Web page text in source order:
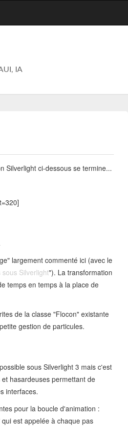
IA
Silverlight ci-dessous se termine...
largement commenté ici (avec le
sous Silverlight"). La transformation
temps en temps à la place de
de la classe "Flocon" existante
gestion de particules.
sous Silverlight 3 mais c'est
hasardeuses permettant de
interfaces.
pour la boucle d'animation :
est appelée à chaque pas